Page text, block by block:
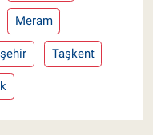
Meram
Taşkent